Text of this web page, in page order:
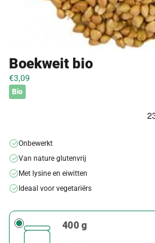
Boekweit bio
€3,09
Bio
Onbewerkt
Van nature glutenvrij
Met lysine en eiwitten
Ideaal voor vegetariërs
400 g